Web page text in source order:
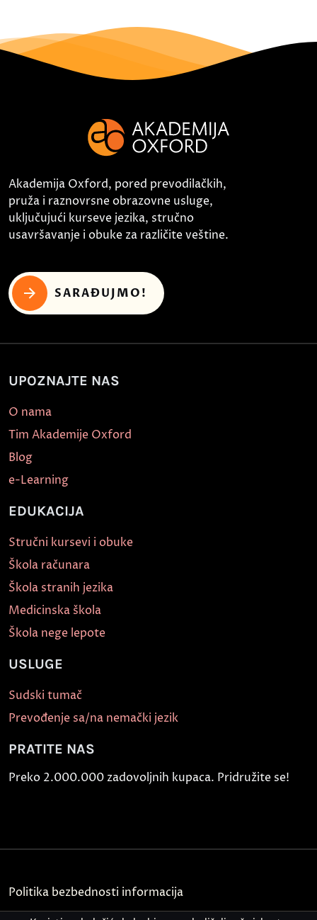
Akademija Oxford, pored prevodilačkih,
pruža i raznovrsne obrazovne usluge,
uključujući kurseve jezika, stručno
usavršavanje i obuke za različite veštine.
SARAĐUJMO!
UPOZNAJTE NAS
O nama
Tim Akademije Oxford
Blog
e-Learning
EDUKACIJA
Stručni kursevi i obuke
Škola računara
Škola stranih jezika
Medicinska škola
Škola nege lepote
USLUGE
Sudski tumač
Prevođenje sa/na nemački jezik
PRATITE NAS
Preko 2.000.000 zadovoljnih kupaca. Pridružite se!
Politika bezbednosti informacija